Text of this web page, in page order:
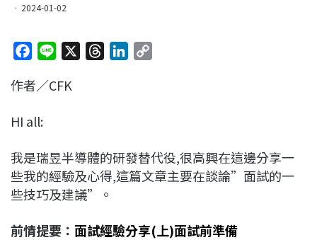
2024-01-02
c
b
o
k
n
s
I
n
n
k
作者／CFK
HI all:
我是瑞昱半導體的研發替代役,很高興在這邊分享一
些我的經驗及心得,這篇文章主要在談論”面試的一
些技巧及建議”。
前情提要： 面試經驗分享(上)面試前準備​